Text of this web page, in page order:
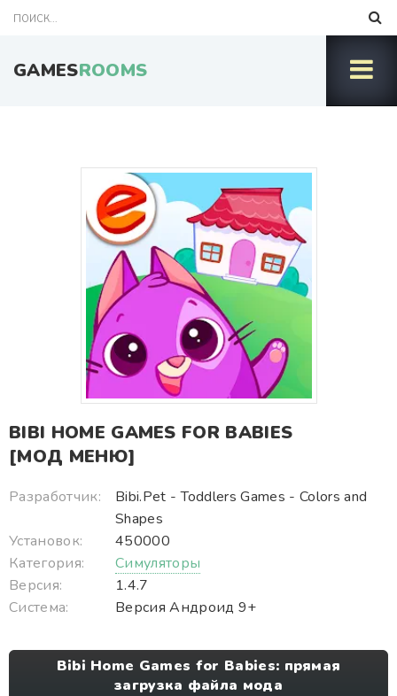
GAMESROOMS
BIBI HOME GAMES FOR BABIES
[МОД МЕНЮ]
Разработчик:
Bibi.Pet - Toddlers Games - Colors and
Shapes
Установок:
450000
Категория:
Симуляторы
Версия:
1.4.7
Система:
Версия Андроид 9+
Bibi Home Games for Babies: прямая
загрузка файла мода